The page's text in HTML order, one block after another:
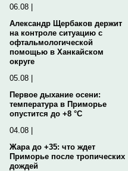
06.08 |
Александр Щербаков держит
на контроле ситуацию с
офтальмологической
помощью в Ханкайском
округе
05.08 |
Первое дыхание осени:
температура в Приморье
опустится до +8 °C
04.08 |
Жара до +35: что ждет
Приморье после тропических
дождей